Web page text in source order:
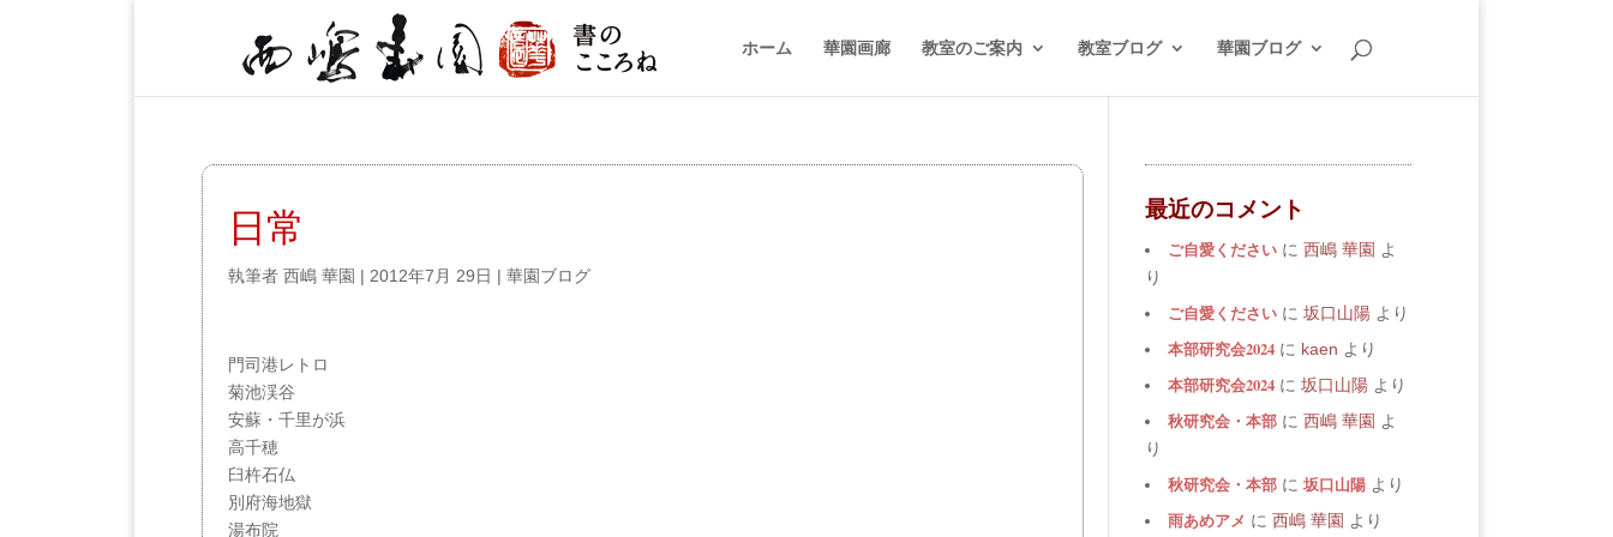
ホーム 華園画廊 教室のご案内 教室ブログ 華園ブログ
日常
執筆者 西嶋 華園 | 2012年7月 29日 | 華園ブログ
門司港レトロ
菊池渓谷
安蘇・千里が浜
高千穂
臼杵石仏
別府海地獄
湯布院
最近のコメント
ご自愛ください に 西嶋 華園 よ
り
ご自愛ください に 坂口山陽 より
本部研究会2024 に kaen より
本部研究会2024 に 坂口山陽 より
秋研究会・本部 に 西嶋 華園 よ
り
秋研究会・本部 に 坂口山陽 より
雨あめアメ に 西嶋 華園 より